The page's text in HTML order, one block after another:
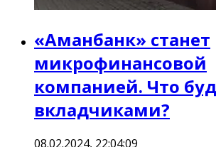
«Аманбанк» станет
микрофинансовой
компанией. Что
вкладчиками?
08.02.2024, 22:04:09